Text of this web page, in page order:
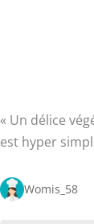
Un délice
est hyper
Womis_58